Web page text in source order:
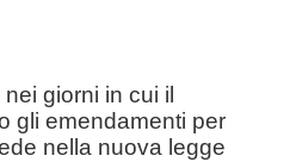
giorni in cui il
gli emendamenti per
nella nuova legge